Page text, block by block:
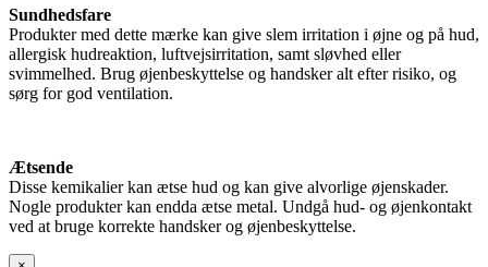
Sundhedsfare
Produkter med dette mærke kan give slem irritation i øjne og på hud,
allergisk hudreaktion, luftvejsirritation, samt sløvhed eller
svimmelhed. Brug øjenbeskyttelse og handsker alt efter risiko, og
sørg for god ventilation.
Ætsende
Disse kemikalier kan ætse hud og kan give alvorlige øjenskader.
Nogle produkter kan endda ætse metal. Undgå hud- og øjenkontakt
ved at bruge korrekte handsker og øjenbeskyttelse.